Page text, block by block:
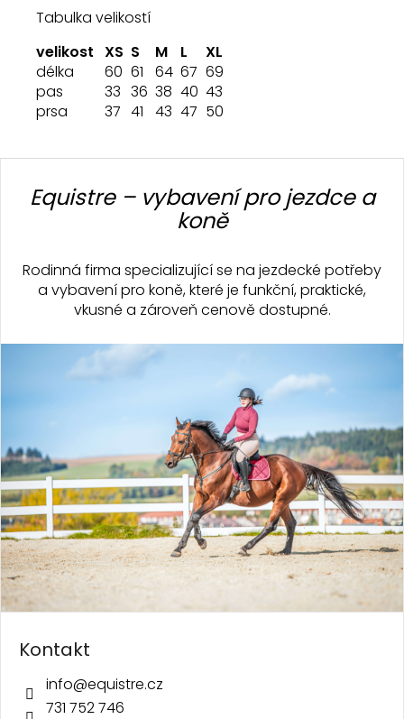
Tabulka velikostí
velikost XS S M L
XL
délka
60 61 64 67 69
pas
33 36 38 40 43
prsa
37 41 43 47 50
Z
Equistre – vybavení pro jezdce a
koně
Rodinná firma specializující se na jezdecké potřeby
a vybavení pro koně, které je funkční, praktické,
vkusné a zároveň cenově dostupné.
Kontakt
info@equistre.cz
731 752 746